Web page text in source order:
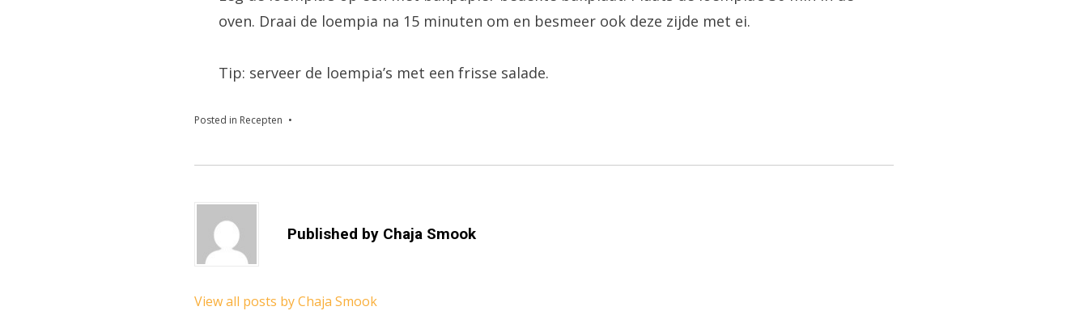
oven. Draai de loempia na 15 minuten om en besmeer ook deze zijde met ei.
Tip: serveer de loempia’s met een frisse salade.
Posted in Recepten
Published by Chaja Smook
View all posts by Chaja Smook